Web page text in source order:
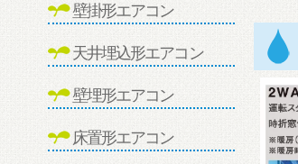
壁掛形エアコン
天井埋込形エアコン
壁埋形エアコン
床置形エアコン